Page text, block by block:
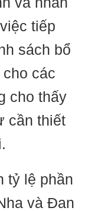
tiếp
sách bổ
các
cho thấy
cần thiết
tỷ lệ phần
và Đan